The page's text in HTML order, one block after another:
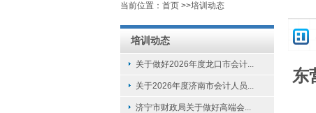
当前位置： 首页 >>培训动态
培训动态
关于做好2026年度龙口市会计...
关于2026年度济南市会计人员...
济宁市财政局关于做好高端会...
东